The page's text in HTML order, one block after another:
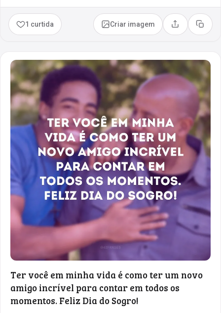
1 curtida Criar imagem Compartilhar
Copiar
Ter você em minha vida é como ter um novo
amigo incrível para contar em todos os
momentos. Feliz Dia do Sogro!